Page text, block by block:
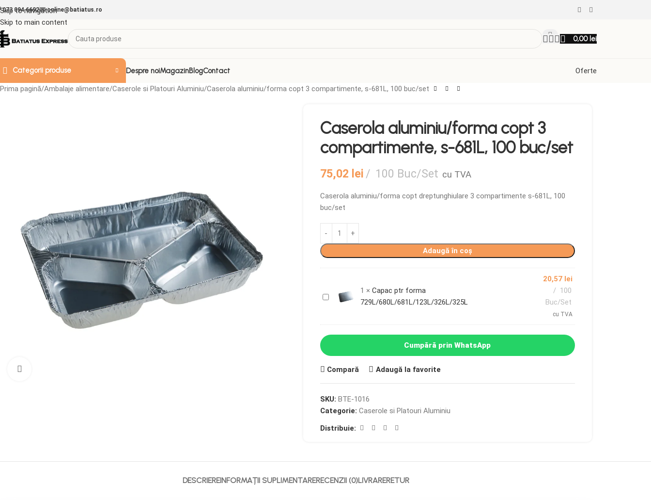
Skip to navigation
Skip to main content
073 094 6692 online@batiatus.ro
0,00 lei
Categorii produse
Sticle de plastic
Tava autoservire
Despre noiMagazinBlogContact Oferte
Prima pagină Ambalaje alimentare Caserole si Platouri Aluminiu Caserola aluminiu/forma copt 3 compartimente, s-681L, 100 buc/set
Caserola aluminiu/forma copt 3
compartimente, s-681L, 100 buc/set
75,02 lei 100 Buc/Set cu TVA
Caserola aluminiu/forma copt dreptunghiulare 3 compartimente s-681L, 100
buc/set
Adaugă în coș
Capac
1 × Capac ptr forma
729L/680L/681L/123L/326L/325L
20,57 lei
100
Buc/Set
cu TVA
Cumpără prin WhatsApp
Compară Adaugă la favorite
SKU: BTE-1016
Categorie: Caserole si Platouri Aluminiu
Distribuie:
DESCRIEREINFORMAȚII SUPLIMENTARERECENZII (0)LIVRARERETUR